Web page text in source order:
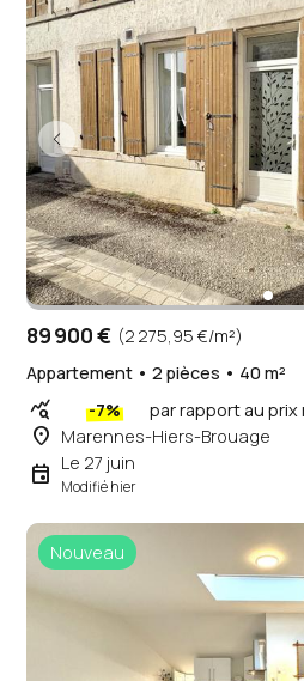
89 900 € (2 275,95 €/m²)
Appartement • 2 pièces • 40 m²
query_stats -7% par rapport au
place Marennes-Hiers-Brouage
event Le 27 juin
Modifié hier
Nouveau